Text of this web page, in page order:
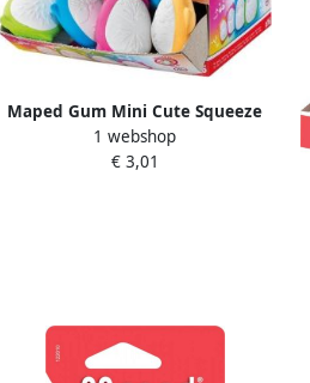
Maped Gum Mini Cute Squeeze
display Ã¡ 16 stuks assorti
1 webshop
€ 3,01